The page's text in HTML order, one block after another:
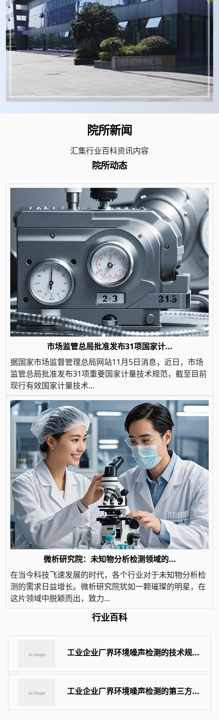
院所新闻
汇集行业百科资讯内容
院所动态
市场监管总局批准发布31项国家计...
据国家市场监督管理总局网站11月5日消息，近日，市场
监管总局批准发布31项重要国家计量技术规范，截至目前
现行有效国家计量技术...
微析研究院：未知物分析检测领域的...
在当今科技飞速发展的时代，各个行业对于未知物分析检
测的需求日益增长。微析研究院犹如一颗璀璨的明星，在
这片领域中脱颖而出，致力...
行业百科
工业企业厂界环境噪声检测的技术规...
工业企业厂界环境噪声检测的第三方...